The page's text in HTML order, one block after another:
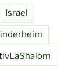
Israel